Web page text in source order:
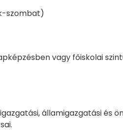
szombat)
vagy főiskolai
államigazgatási és